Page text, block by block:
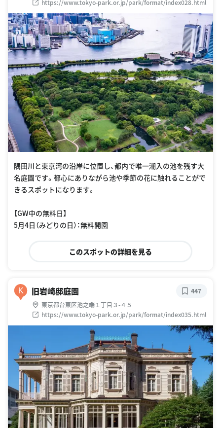
https://www.tokyo-park.or.jp/park/format/index028.html
隅田川と東京湾の沿岸に位置し、都内で唯一潮入の池を残す大
名庭園です。都心にありながら池や季節の花に触れることがで
きるスポットになります。
【GW中の無料日】
5月4日（みどりの日）：無料開園
このスポットの詳細を見る
K 旧岩崎邸庭園
東京都台東区池之端１丁目３-４５
https://www.tokyo-park.or.jp/park/format/index035.html
447